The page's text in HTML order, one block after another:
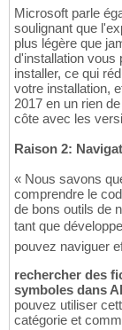
Microsoft parle
soulignant que
plus légère que
d'installation vous
installer, ce qui
votre installation,
2017 en un rien
côte avec les
Raison 2:
« Nous savons
comprendre le
de bons outils de
tant que
pouvez naviguer
rechercher des
symboles dans
pouvez utiliser
catégorie et